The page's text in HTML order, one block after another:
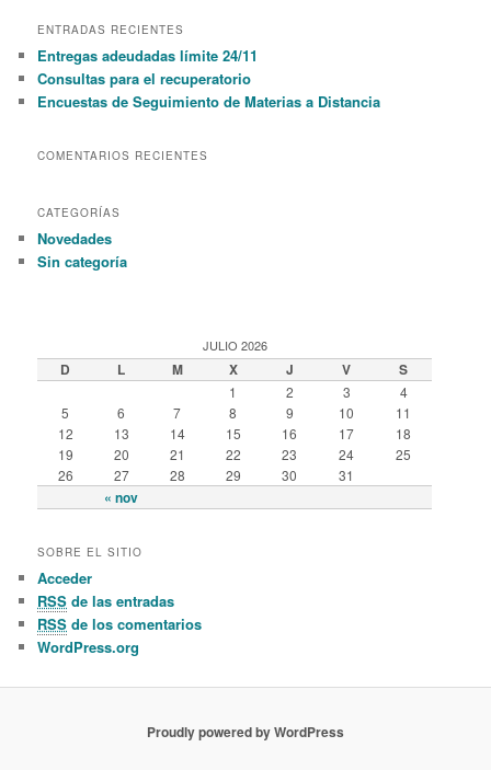
r
h
ENTRADAS RECIENTES
Entregas adeudadas límite 24/11
Consultas para el recuperatorio
Encuestas de Seguimiento de Materias a Distancia
COMENTARIOS RECIENTES
CATEGORÍAS
Novedades
Sin categoría
JULIO 2026
D L M X J V S
« nov
1 2 3
4
5
6 7 8 9 10
11
12
13 14 15 16 17
18
19
20 21 22 23 24
25
26
27 28 29 30 31
SOBRE EL SITIO
Acceder
RSS de las entradas
RSS de los comentarios
WordPress.org
Proudly powered by WordPress